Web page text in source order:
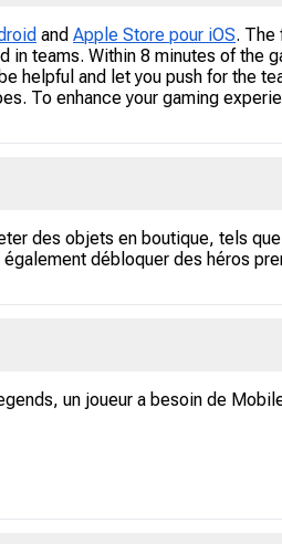
and Apple Store pour iOS. The
teams. Within 8 minutes of the
helpful and let you push for the
To enhance your gaming
des objets en boutique, tels
débloquer des héros
un joueur a besoin de